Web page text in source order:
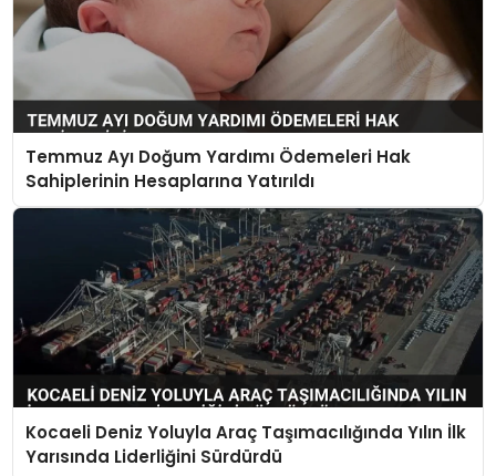
Temmuz Ayı Doğum Yardımı Ödemeleri Hak
Sahiplerinin Hesaplarına Yatırıldı
Kocaeli Deniz Yoluyla Araç Taşımacılığında Yılın İlk
Yarısında Liderliğini Sürdürdü